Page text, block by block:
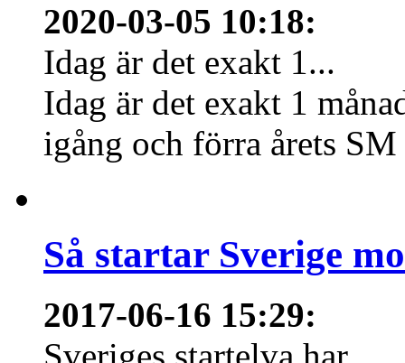
2020-03-05 10:18:
Idag är det exakt 1...
Idag är det exakt 1
igång och förra årets
Så startar Sverige
2017-06-16 15:29: